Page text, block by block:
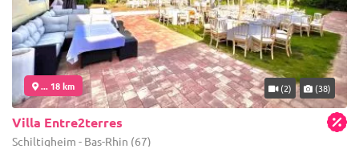
... 18 km (2) (38)
Villa Entre2terres
Schiltigheim - Bas-Rhin (67)